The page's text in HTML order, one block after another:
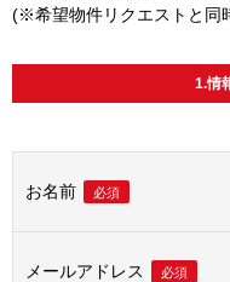
(※希望物件リクエストと同
1.情
お名前 必須
メールアドレス 必須